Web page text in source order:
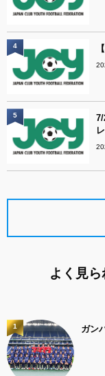
4
5
よく見
ガン
1